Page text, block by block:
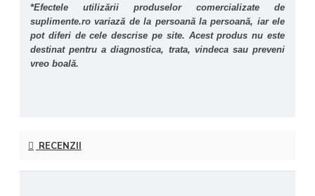
oboseala și susținând refacerea musculară după
antrenamente intense.
Reducerea acumulării de acid lactic - Poate ajuta la
diminuarea arsurilor musculare și a oboselii cauzate
de acumularea acidului lactic în timpul exercițiilor
fizice.
sinteza proteinelor și creșterea musculară.
*Efectele utilizării produselor comercializate de
suplimente.ro variază de la persoană la persoană, iar ele
pot diferi de cele descrise pe site. Acest produs nu este
destinat pentru a diagnostica, trata, vindeca sau preveni
vreo boală.
RECENZII